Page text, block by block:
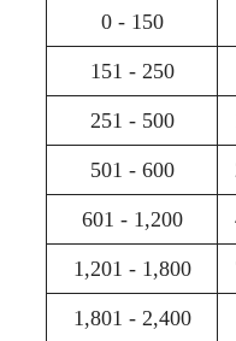
0 - 150
151 - 250
251 - 500
501 - 600
601 - 1,200
1,201 - 1,800
1,801 - 2,400